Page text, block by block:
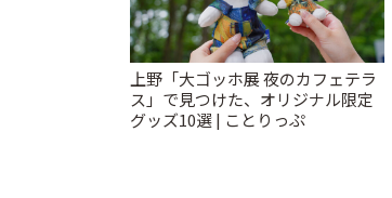
上野「大ゴッホ展 夜のカフェテラ
ス」で見つけた、オリジナル限定
グッズ10選 | ことりっぷ